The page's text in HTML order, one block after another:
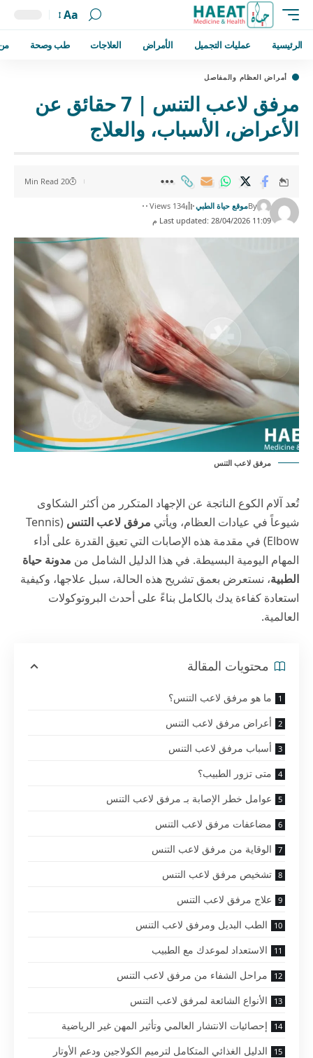
Aa
الرئيسية عمليات التجميل الأمراض العلاجات طب وصحة
أمراض العظام والمفاصل
مرفق لاعب التنس | 7 حقائق عن
الأعراض، الأسباب، والعلاج
Last updated: 28/04/2026 11:09 م
Byموقع حياة الطبي 134 Views
20 Min Read
مرفق لاعب التنس
تُعد آلام الكوع الناتجة عن الإجهاد المتكرر من أكثر الشكاوى
شيوعاً في عيادات العظام، ويأتي مرفق لاعب التنس (Tennis
Elbow) في مقدمة هذه الإصابات التي تعيق القدرة على أداء
المهام اليومية البسيطة. في هذا الدليل الشامل من مدونة حياة
الطبية، نستعرض بعمق تشريح هذه الحالة، سبل علاجها، وكيفية
استعادة كفاءة يدك بالكامل بناءً على أحدث البروتوكولات
العالمية.
محتويات المقالة
ما هو مرفق لاعب التنس؟
أعراض مرفق لاعب التنس
أسباب مرفق لاعب التنس
متى تزور الطبيب؟
عوامل خطر الإصابة بـ مرفق لاعب التنس
مضاعفات مرفق لاعب التنس
الوقاية من مرفق لاعب التنس
تشخيص مرفق لاعب التنس
علاج مرفق لاعب التنس
الطب البديل ومرفق لاعب التنس
الاستعداد لموعدك مع الطبيب
مراحل الشفاء من مرفق لاعب التنس
الأنواع الشائعة لمرفق لاعب التنس
إحصائيات الانتشار العالمي وتأثير المهن غير الرياضية
الدليل الغذائي المتكامل لترميم الكولاجين ودعم الأوتار